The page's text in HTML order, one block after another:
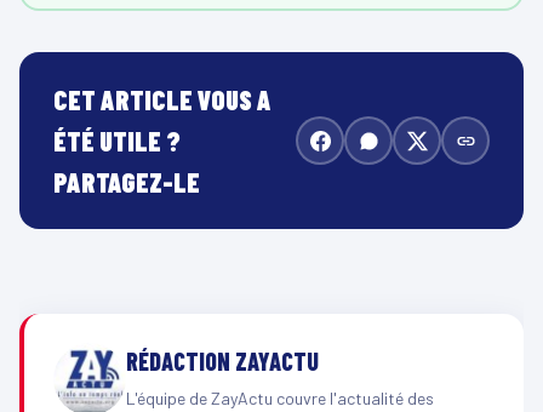
CET ARTICLE VOUS A
ÉTÉ UTILE ?
PARTAGEZ-LE
RÉDACTION ZAYACTU
L'équipe de ZayActu couvre l'actualité des